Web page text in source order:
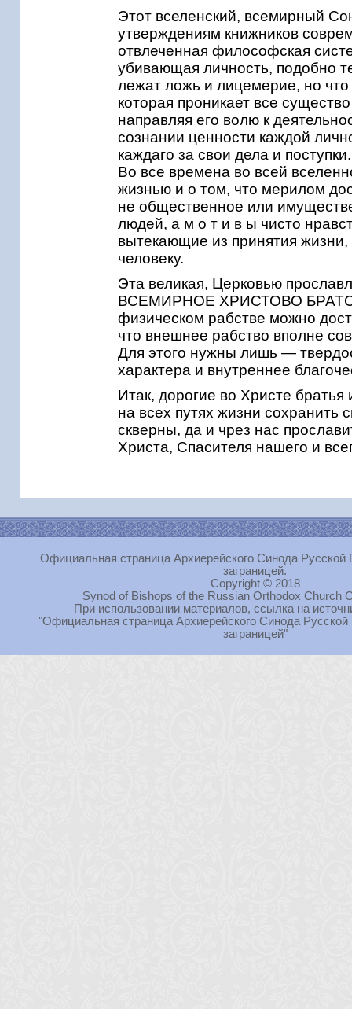
Этот вселенский, всемирный
утверждениям книжников
отвлеченная философская
убивающая личность, подобно
лежат ложь и лицемерие, но
которая проникает все
направляя его волю к
сознании ценности каждой
каждаго за свои дела и поступки.
Во все времена во всей
жизнью и о том, что мерилом
не общественное или
людей, а м о т и в ы чисто
вытекающие из принятия
человеку.
Эта великая, Церковью
ВСЕМИРНОЕ ХРИСТОВО
физическом рабстве можно
что внешнее рабство вполне
Для этого нужны лишь —
характера и внутреннее
Итак, дорогие во Христе
на всех путях жизни сохранить
скверны, да и чрез нас
Христа, Спасителя нашего и
Официальная страница Архиерейского Синода Русской
заграницей.
Copyright © 2018
Synod of Bishops of the Russian Orthodox Church
При использовании материалов, ссылка на
"Официальная страница Архиерейского Синода
заграницей"